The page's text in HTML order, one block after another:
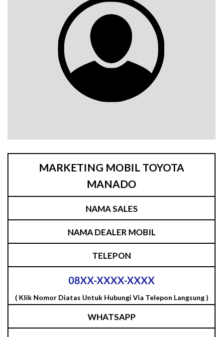
MARKETING MOBIL TOYOTA
MANADO
NAMA SALES
NAMA DEALER MOBIL
TELEPON
08XX-XXXX-XXXX
( Klik Nomor Diatas Untuk Hubungi Via Telepon Langsung )
WHATSAPP